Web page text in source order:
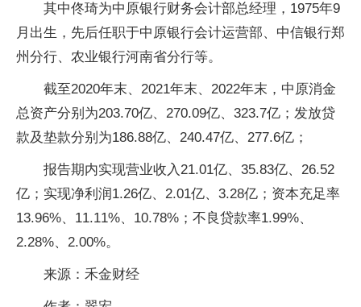
其中佟琦为中原银行财务会计部总经理，1975年9
月出生，先后任职于中原银行会计运营部、中信银行郑
州分行、农业银行河南省分行等。
截至2020年末、2021年末、2022年末，中原消金
总资产分别为203.70亿、270.09亿、323.7亿；发放贷
款及垫款分别为186.88亿、240.47亿、277.6亿；
报告期内实现营业收入21.01亿、35.83亿、26.52
亿；实现净利润1.26亿、2.01亿、3.28亿；资本充足率
13.96%、11.11%、10.78%；不良贷款率1.99%、
2.28%、2.00%。
来源：禾金财经